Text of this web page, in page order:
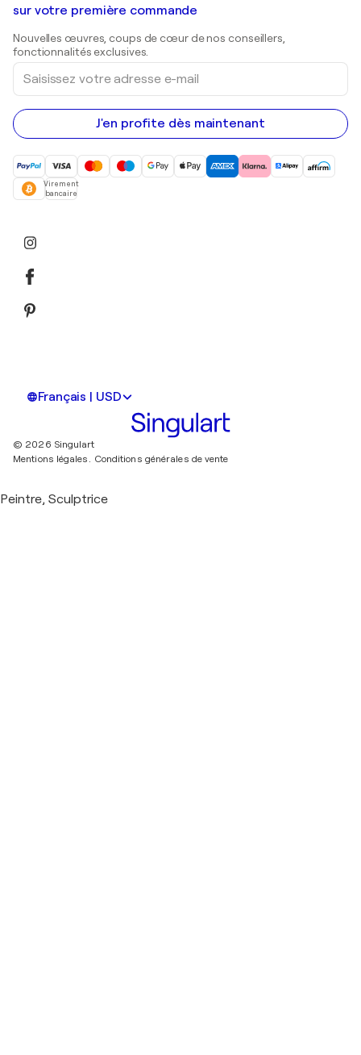
Shepard Fairey
Estampes
Peintures acryliques
Galeries d'art en Belgique
sur votre première commande
Nouvelles œuvres, coups de cœur de nos conseillers,
fonctionnalités exclusives.
Saisissez
votre
adresse
e-
mail
J'en profite dès maintenant
Virement
bancaire
Français | USD
© 2026 Singulart
Mentions légales.
Conditions générales de vente
Peintre, Sculptrice